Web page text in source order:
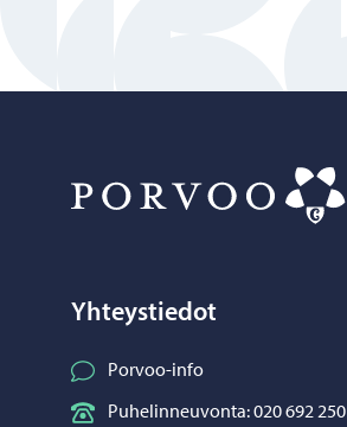
Yhteystiedot
Porvoo-info
Puhelinneuvonta: 020 692 250